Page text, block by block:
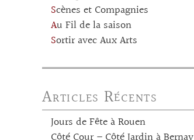
Scènes et Compagnies
Au Fil de la saison
Sortir avec Aux Arts
Articles Récents
Jours de Fête à Rouen